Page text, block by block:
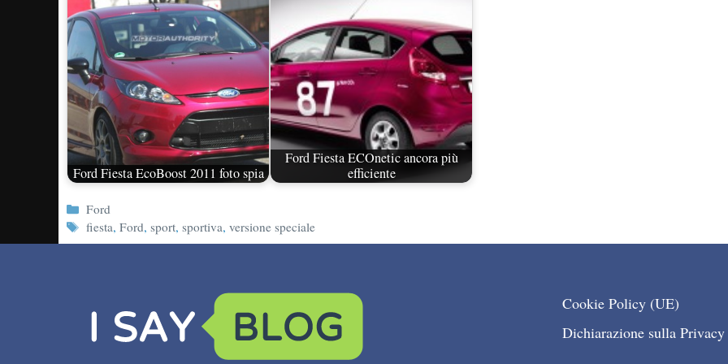
Ford Fiesta EcoBoost 2011 foto spia
Ford Fiesta ECOnetic ancora più
efficiente
Categorie
Ford
Tag
fiesta,Ford,sport,sportiva,versione speciale
Cookie Policy (UE)
Dichiarazione sulla